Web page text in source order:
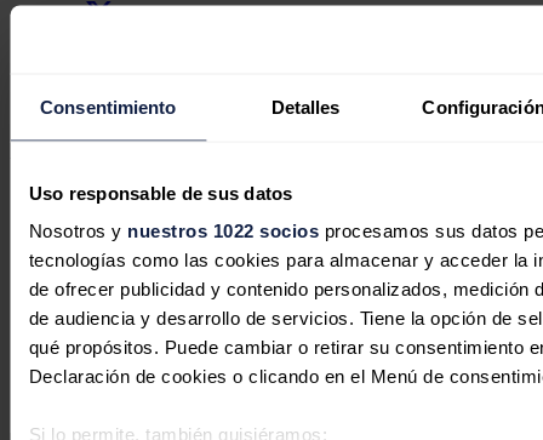
Consentimiento Detalles
Uso responsable de sus datos
Nosotros y nuestros 1022 sociosprocesamos sus datos
tecnologías como las cookies para almacenar y acceder la
de ofrecer publicidad y contenido personalizados, medición
de audiencia y desarrollo de servicios. Tiene la opción de
qué propósitos. Puede cambiar o retirar su consentimiento
Declaración de cookies o clicando en el Menú de
Si lo permite, también quisiéramos:
Hyundai y Zunder se alían para ofrecer ventajas de carga
rápida a los clientes de vehículos eléctricos
Changan renueva el Deepal S07 con carga rápida de hasta
200 kW, más potencia y suspensión mejorada
La edad media del parque automovilístico español vuelve a
aumentar en 2025 hasta los 14,6 años
La aviación eléctrica se acerca a 2030, pero reclama inversión
y cambios normativos
Iberdrola | bp pulse cierran financiación por hasta 230